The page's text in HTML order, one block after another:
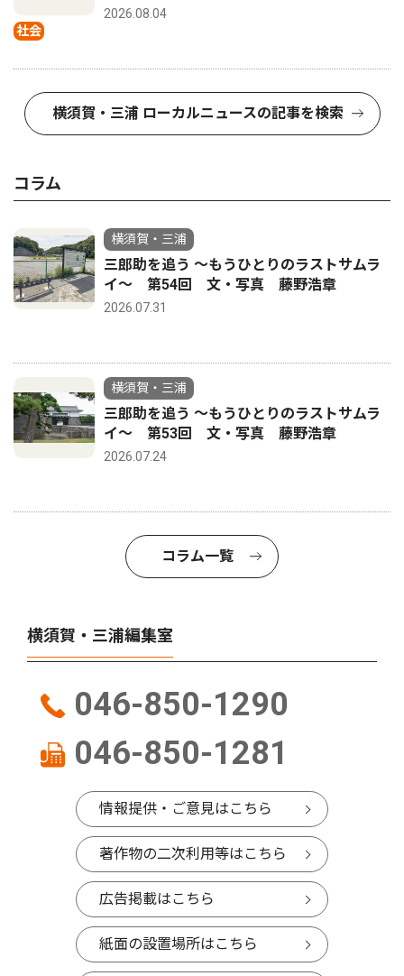
社会
2026.08.04
横須賀・三浦 ローカルニュースの記事を検索
コラム
横須賀・三浦
三郎助を追う 〜もうひとりのラストサムラ
イ〜 第54回 文・写真 藤野浩章
2026.07.31
横須賀・三浦
三郎助を追う 〜もうひとりのラストサムラ
イ〜 第53回 文・写真 藤野浩章
2026.07.24
コラム一覧
横須賀・三浦編集室
046-850-1290
046-850-1281
情報提供・ご意見はこちら
著作物の二次利用等はこちら
広告掲載はこちら
紙面の設置場所はこちら